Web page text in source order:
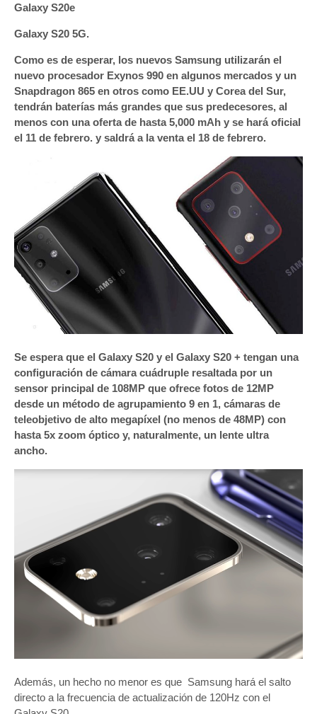
Galaxy S20e
Galaxy S20 5G.
Como es de esperar, los nuevos Samsung utilizarán el
nuevo procesador Exynos 990 en algunos mercados y un
Snapdragon 865 en otros como EE.UU y Corea del Sur,
tendrán baterías más grandes que sus predecesores, al
menos con una oferta de hasta 5,000 mAh y se hará oficial
el 11 de febrero. y saldrá a la venta el 18 de febrero.
Se espera que el Galaxy S20 y el Galaxy S20 + tengan una
configuración de cámara cuádruple resaltada por un
sensor principal de 108MP que ofrece fotos de 12MP
desde un método de agrupamiento 9 en 1, cámaras de
teleobjetivo de alto megapíxel (no menos de 48MP) con
hasta 5x zoom óptico y, naturalmente, un lente ultra
ancho.
Además, un hecho no menor es que Samsung hará el salto
directo a la frecuencia de actualización de 120Hz con el